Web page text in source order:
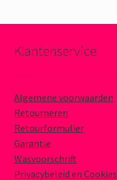
Klantenservice
Algemene voorwaarden
Retourneren
Retourformulier
Garantie
Wasvoorschrift
Privacybeleid en Cookies